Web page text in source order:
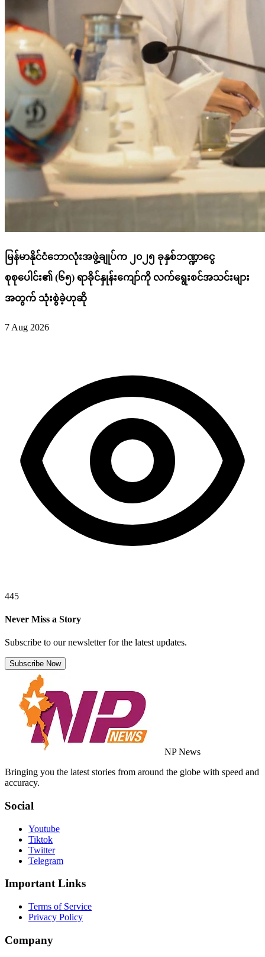
မြန်မာနိုင်ငံဘောလုံးအဖွဲ့ချုပ်က ၂၀၂၅ ခုနှစ်ဘဏ္ဍာငွေ
စုစုပေါင်း၏ (၆၅) ရာခိုင်နှုန်းကျော်ကို လက်ရွေးစင်အသင်းများ
အတွက် သုံးစွဲခဲ့ဟုဆို
7 Aug 2026
445
Never Miss a Story
Subscribe to our newsletter for the latest updates.
Subscribe Now
NP News
Bringing you the latest stories from around the globe with speed and
accuracy.
Social
Youtube
Tiktok
Twitter
Telegram
Important Links
Terms of Service
Privacy Policy
Company